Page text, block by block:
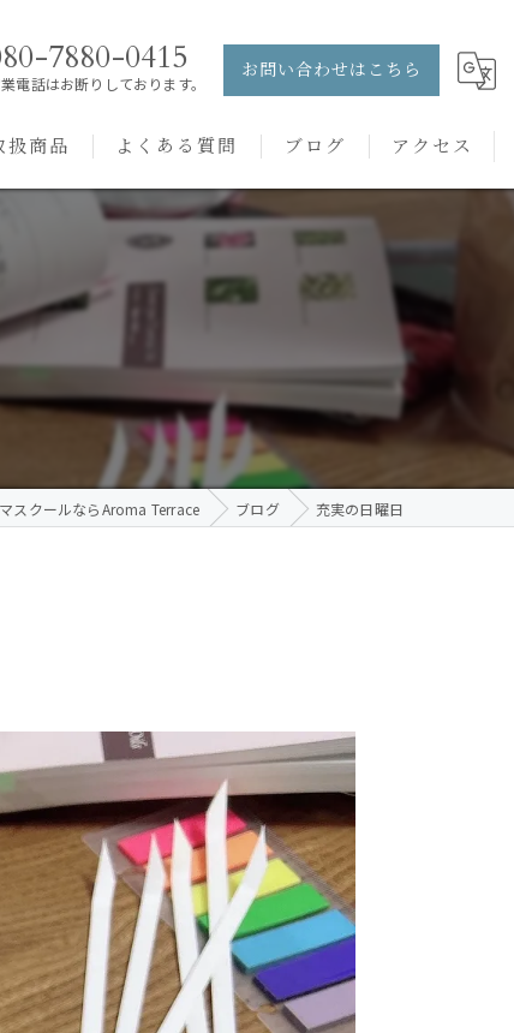
7880-0415
電話はお断りしております。
お問い合わせはこちら
扱商品
ッチフラワーレメディ
よくある質問 ブログ アクセス
スクールならAroma Terrace ブログ 充実の日曜日